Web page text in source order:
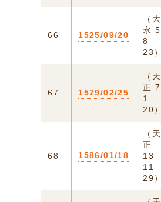
66 1525/09/20
（大
永 5
8
23）
67 1579/02/25
（天
正 7
1
20）
68 1586/01/18
（天
正
13
11
29）